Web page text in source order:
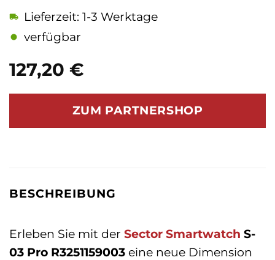
127,20 €
Lieferzeit: 1-3 Werktage
verfügbar
ZUM PARTNERSHOP
BESCHREIBUNG
Erleben Sie mit der Sector Smartwatch S-
03 Pro R3251159003 eine neue Dimension